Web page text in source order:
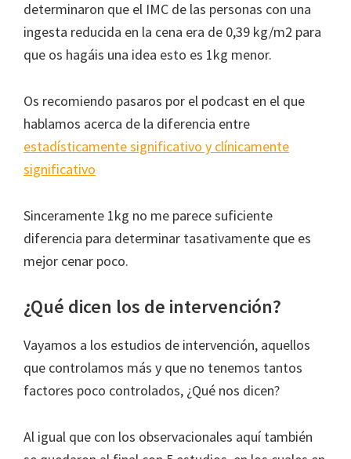
determinaron que el IMC de las personas con una
ingesta reducida en la cena era de 0,39 kg/m2 para
que os hagáis una idea esto es 1kg menor.
Os recomiendo pasaros por el podcast en el que
hablamos acerca de la diferencia entre
estadísticamente significativo y clínicamente
significativo
Sinceramente 1kg no me parece suficiente
diferencia para determinar tasativamente que es
mejor cenar poco.
¿Qué dicen los de intervención?
Vayamos a los estudios de intervención, aquellos
que controlamos más y que no tenemos tantos
factores poco controlados, ¿Qué nos dicen?
Al igual que con los observacionales aquí también